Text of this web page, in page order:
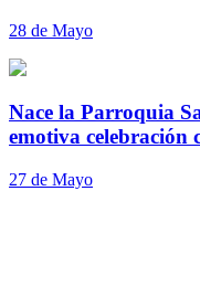
28 de Mayo
Nace la Parroquia
emotiva celebración
27 de Mayo